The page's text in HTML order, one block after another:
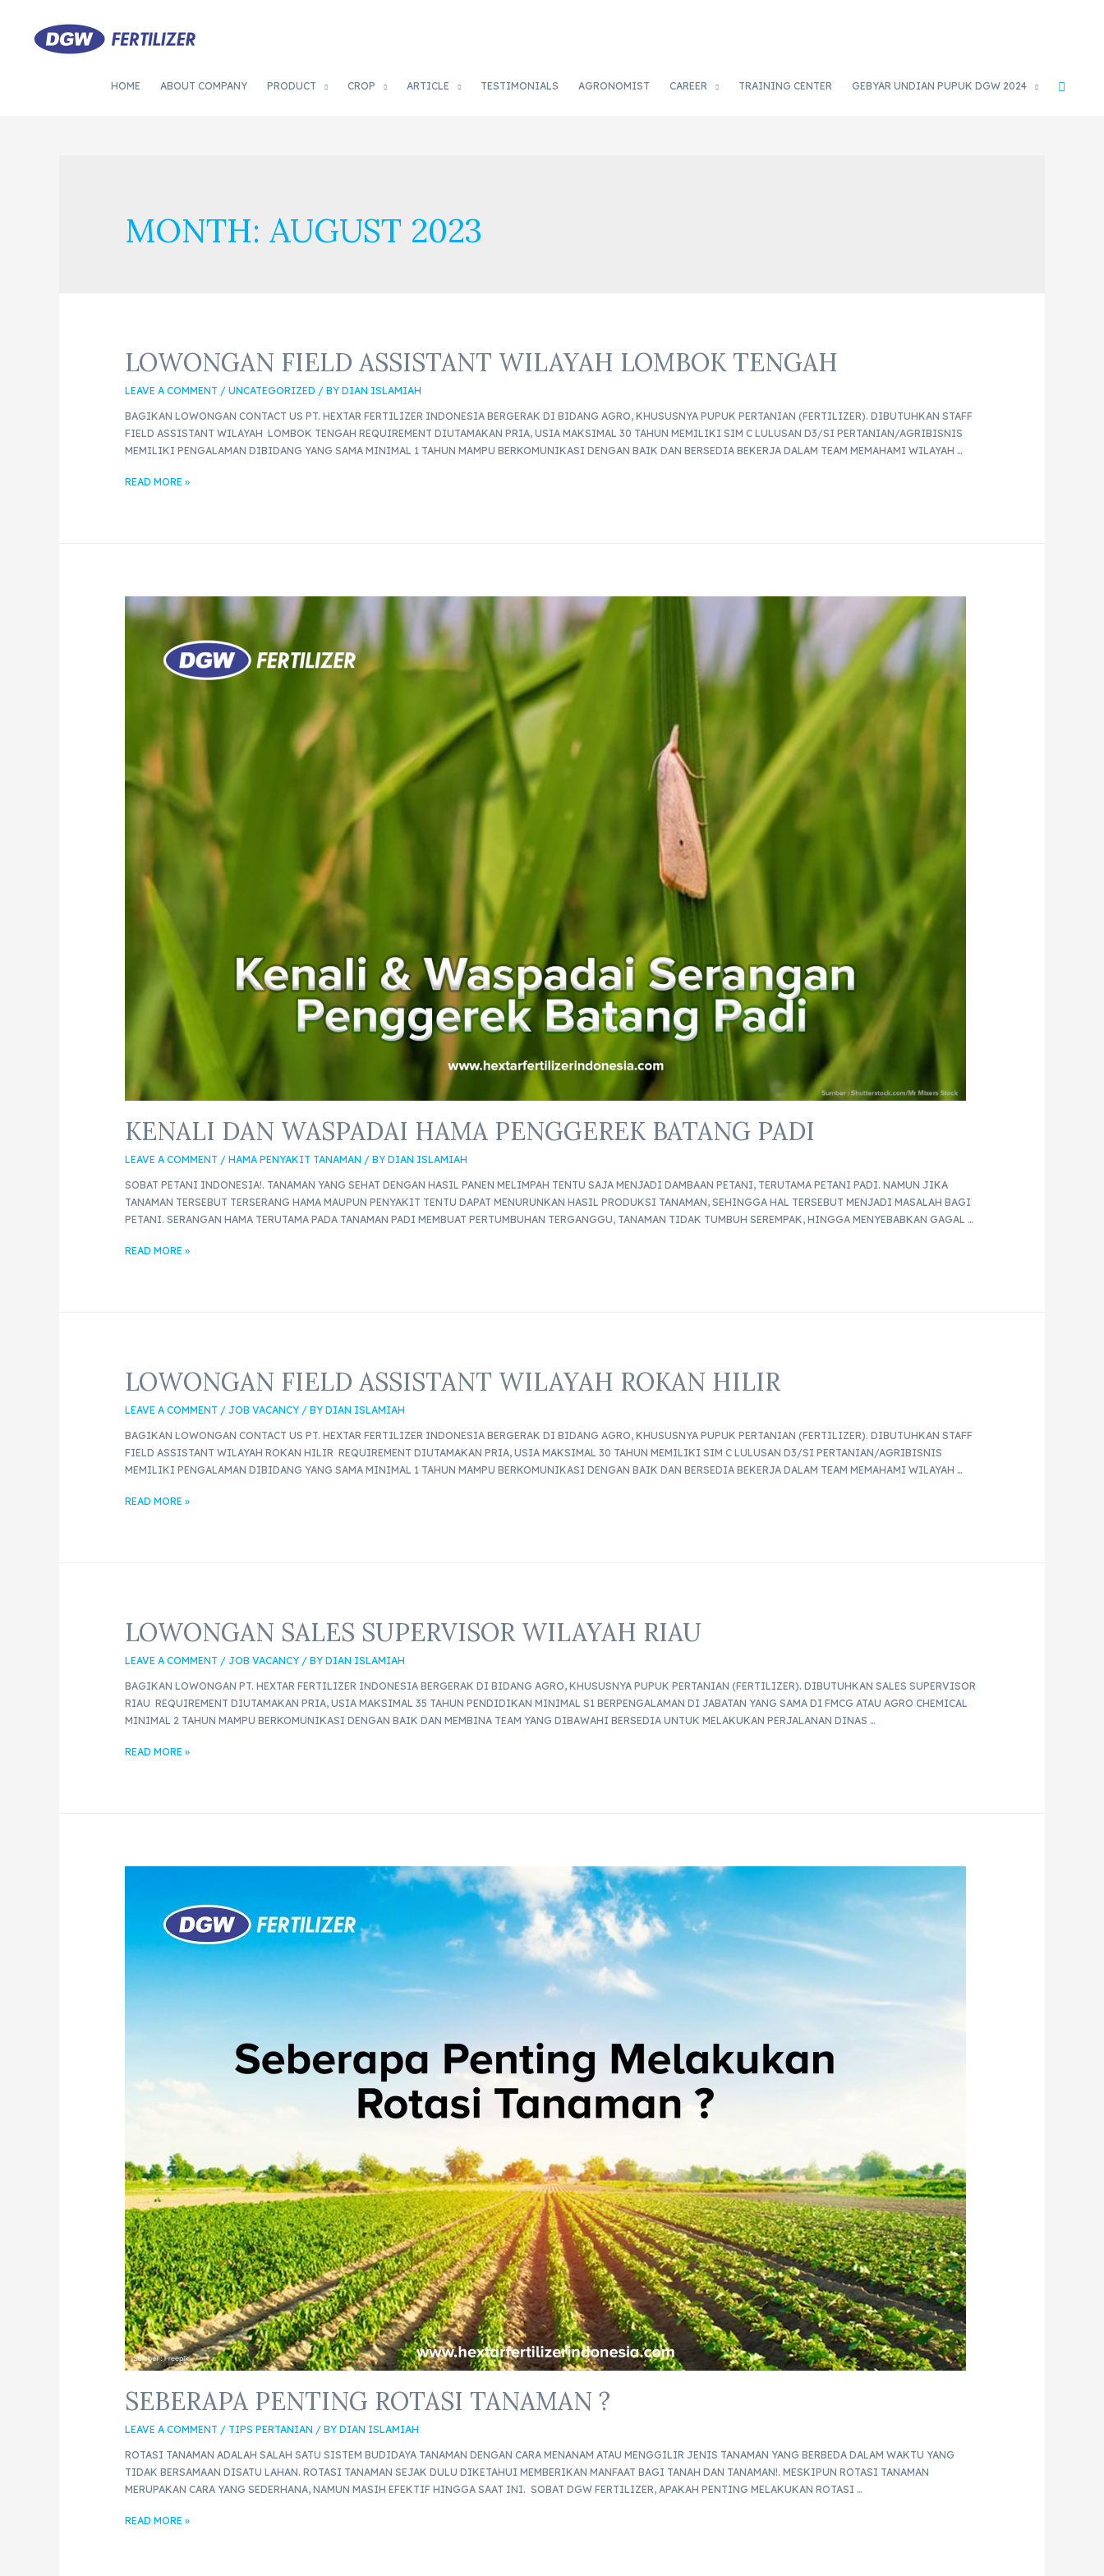
HOME ABOUT COMPANY PRODUCT CROP ARTICLE TESTIMONIALS AGRONOMIST CAREER TRAINING CENTER GEBYAR UNDIAN PUPUK DGW 2024
MONTH:AUGUST 2023
LOWONGAN FIELD ASSISTANT WILAYAH LOMBOK TENGAH
LEAVE A COMMENT /UNCATEGORIZED / BYDIAN ISLAMIAH
BAGIKAN LOWONGAN CONTACT US PT. HEXTAR FERTILIZER INDONESIA BERGERAK DI BIDANG AGRO, KHUSUSNYA PUPUK PERTANIAN (FERTILIZER). DIBUTUHKAN STAFF
FIELD ASSISTANT WILAYAH LOMBOK TENGAH REQUIREMENT DIUTAMAKAN PRIA, USIA MAKSIMAL 30 TAHUN MEMILIKI SIM C LULUSAN D3/SI PERTANIAN/AGRIBISNIS
MEMILIKI PENGALAMAN DIBIDANG YANG SAMA MINIMAL 1 TAHUN MAMPU BERKOMUNIKASI DENGAN BAIK DAN BERSEDIA BEKERJA DALAM TEAM MEMAHAMI WILAYAH …
READ MORE »
KENALI DAN WASPADAI HAMA PENGGEREK BATANG PADI
LEAVE A COMMENT /HAMA PENYAKIT TANAMAN / BYDIAN ISLAMIAH
SOBAT PETANI INDONESIA!. TANAMAN YANG SEHAT DENGAN HASIL PANEN MELIMPAH TENTU SAJA MENJADI DAMBAAN PETANI, TERUTAMA PETANI PADI. NAMUN JIKA
TANAMAN TERSEBUT TERSERANG HAMA MAUPUN PENYAKIT TENTU DAPAT MENURUNKAN HASIL PRODUKSI TANAMAN, SEHINGGA HAL TERSEBUT MENJADI MASALAH BAGI
PETANI. SERANGAN HAMA TERUTAMA PADA TANAMAN PADI MEMBUAT PERTUMBUHAN TERGANGGU, TANAMAN TIDAK TUMBUH SEREMPAK, HINGGA MENYEBABKAN GAGAL …
READ MORE »
LOWONGAN FIELD ASSISTANT WILAYAH ROKAN HILIR
LEAVE A COMMENT /JOB VACANCY / BYDIAN ISLAMIAH
BAGIKAN LOWONGAN CONTACT US PT. HEXTAR FERTILIZER INDONESIA BERGERAK DI BIDANG AGRO, KHUSUSNYA PUPUK PERTANIAN (FERTILIZER). DIBUTUHKAN STAFF
FIELD ASSISTANT WILAYAH ROKAN HILIR REQUIREMENT DIUTAMAKAN PRIA, USIA MAKSIMAL 30 TAHUN MEMILIKI SIM C LULUSAN D3/SI PERTANIAN/AGRIBISNIS
MEMILIKI PENGALAMAN DIBIDANG YANG SAMA MINIMAL 1 TAHUN MAMPU BERKOMUNIKASI DENGAN BAIK DAN BERSEDIA BEKERJA DALAM TEAM MEMAHAMI WILAYAH …
READ MORE »
LOWONGAN SALES SUPERVISOR WILAYAH RIAU
LEAVE A COMMENT /JOB VACANCY / BYDIAN ISLAMIAH
BAGIKAN LOWONGAN PT. HEXTAR FERTILIZER INDONESIA BERGERAK DI BIDANG AGRO, KHUSUSNYA PUPUK PERTANIAN (FERTILIZER). DIBUTUHKAN SALES SUPERVISOR
RIAU REQUIREMENT DIUTAMAKAN PRIA, USIA MAKSIMAL 35 TAHUN PENDIDIKAN MINIMAL S1 BERPENGALAMAN DI JABATAN YANG SAMA DI FMCG ATAU AGRO CHEMICAL
MINIMAL 2 TAHUN MAMPU BERKOMUNIKASI DENGAN BAIK DAN MEMBINA TEAM YANG DIBAWAHI BERSEDIA UNTUK MELAKUKAN PERJALANAN DINAS …
READ MORE »
SEBERAPA PENTING ROTASI TANAMAN ?
LEAVE A COMMENT / TIPS PERTANIAN / BYDIAN ISLAMIAH
ROTASI TANAMAN ADALAH SALAH SATU SISTEM BUDIDAYA TANAMAN DENGAN CARA MENANAM ATAU MENGGILIR JENIS TANAMAN YANG BERBEDA DALAM WAKTU YANG
TIDAK BERSAMAAN DISATU LAHAN. ROTASI TANAMAN SEJAK DULU DIKETAHUI MEMBERIKAN MANFAAT BAGI TANAH DAN TANAMAN!. MESKIPUN ROTASI TANAMAN
MERUPAKAN CARA YANG SEDERHANA, NAMUN MASIH EFEKTIF HINGGA SAAT INI. SOBAT DGW FERTILIZER, APAKAH PENTING MELAKUKAN ROTASI …
READ MORE »